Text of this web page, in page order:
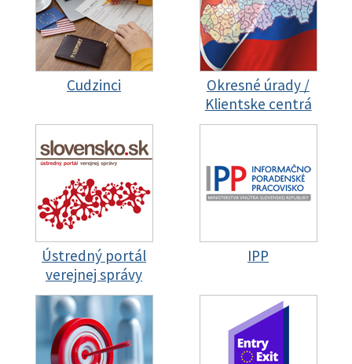
Cudzinci
Okresné úrady /
Klientske centrá
Ústredný portál
verejnej správy
IPP